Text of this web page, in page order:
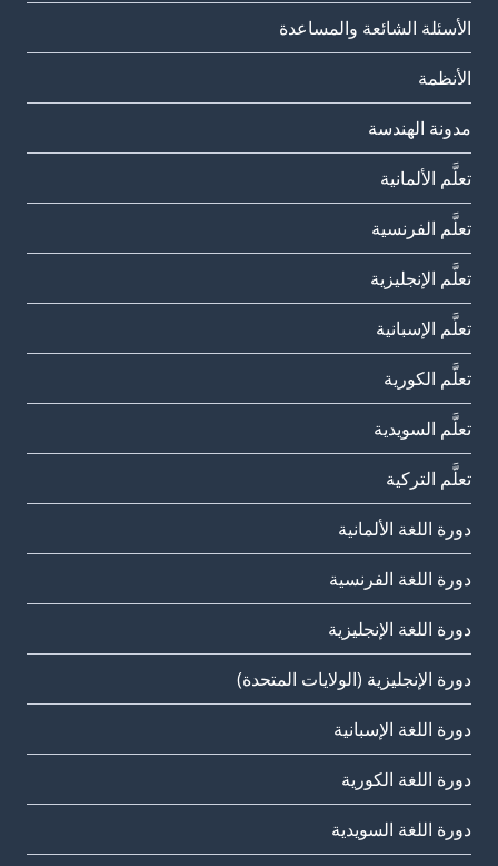
الأسئلة الشائعة والمساعدة
الأنظمة
مدونة الهندسة
تعلَّم الألمانية
تعلَّم الفرنسية
تعلَّم الإنجليزية
تعلَّم الإسبانية
تعلَّم الكورية
تعلَّم السويدية
تعلَّم التركية
دورة اللغة الألمانية
دورة اللغة الفرنسية
دورة اللغة الإنجليزية
دورة الإنجليزية (الولايات المتحدة)
دورة اللغة الإسبانية
دورة اللغة الكورية
دورة اللغة السويدية